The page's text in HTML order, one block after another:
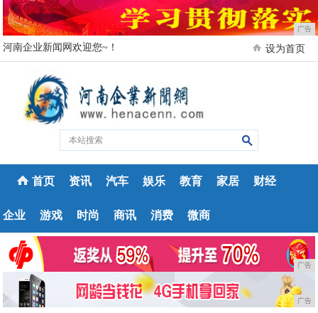
广告
河南企业新闻网欢迎您~！ 设为首页
首页 资讯 汽车 娱乐 教育 家居 财经
企业 游戏 时尚 商讯 消费 微商
广告
广告